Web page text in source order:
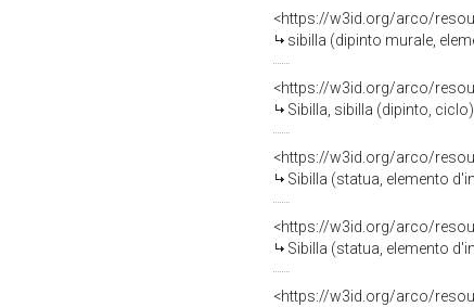
<https://w3id.org/arco/
sibilla (dipinto murale,
<https://w3id.org/arco/
Sibilla, sibilla (dipinto,
<https://w3id.org/arco/
Sibilla (statua, elemento
<https://w3id.org/arco/
Sibilla (statua, elemento
<https://w3id.org/arco/